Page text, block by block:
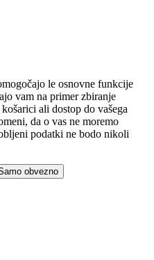
le osnovne funkcije
vam na primer zbiranje
ali dostop do vašega
da o vas ne moremo
podatki ne bodo nikoli
obvezno